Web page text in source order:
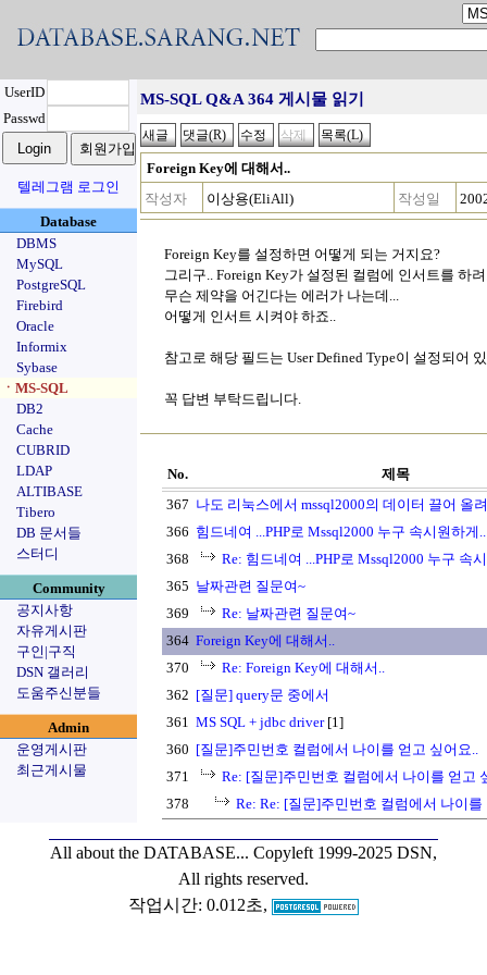
UserID
Passwd
텔레그램 로그인
Database
DBMS
MySQL
PostgreSQL
Firebird
Oracle
Informix
Sybase
ㆍMS-SQL
DB2
Cache
CUBRID
LDAP
ALTIBASE
Tibero
DB 문서들
스터디
Community
공지사항
자유게시판
구인|구직
DSN 갤러리
도움주신분들
Admin
운영게시판
최근게시물
MS-SQL Q&A 364 게시물 읽기
Foreign Key에 대해서..
작성자
이상용(EliAll) 작성일
Foreign Key를 설정하면 어떻게 되는 거지요?
그리구.. Foreign Key가 설정된 컬럼에 인서트를 하
무슨 제약을 어긴다는 에러가 나는데...
어떻게 인서트 시켜야 하죠..
참고로 해당 필드는 User Defined Type이 설정되어
꼭 답변 부탁드립니다.
No.
제목
367 나도 리눅스에서 mssql2000의 데이터 끌어 올
366 힘드네여 ...PHP로 Mssql2000 누구 속시원하게..
368
Re: 힘드네여 ...PHP로 Mssql2000 누구 속
365 날짜관련 질문여~
369
Re: 날짜관련 질문여~
364 Foreign Key에 대해서..
370
Re: Foreign Key에 대해서..
362 [질문] query문 중에서
361 MS SQL + jdbc driver[1]
360 [질문]주민번호 컬럼에서 나이를 얻고 싶어요..
371
Re: [질문]주민번호 컬럼에서 나이를 얻고
378
Re: Re: [질문]주민번호 컬럼에서 나이를
All about the DATABASE... Copyleft 1999-2025 DSN,
All rights reserved.
작업시간: 0.012초,